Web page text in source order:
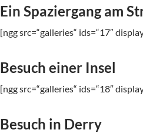
Ein Spaziergang am
[ngg src=“galleries“ ids=“17″
Besuch einer Insel
[ngg src=“galleries“ ids=“18″
Besuch in Derry